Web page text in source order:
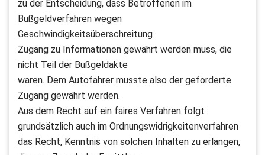
zu der Entscheidung, dass Betroffenen im
Bußgeldverfahren wegen
Geschwindigkeitsüberschreitung
Zugang zu Informationen gewährt werden muss, die
nicht Teil der Bußgeldakte
waren. Dem Autofahrer musste also der geforderte
Zugang gewährt werden.
Aus dem Recht auf ein faires Verfahren folgt
grundsätzlich auch im Ordnungswidrigkeitenverfahren
das Recht, Kenntnis von solchen Inhalten zu erlangen,